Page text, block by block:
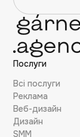
Послуги
Всі послуги
Реклама
Веб-дизайн
Дизайн
SMM